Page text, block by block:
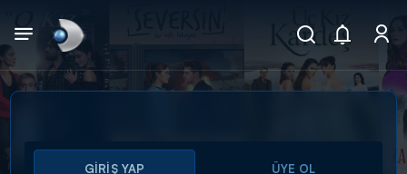
Arama
GİRİŞ YAP ÜYE OL